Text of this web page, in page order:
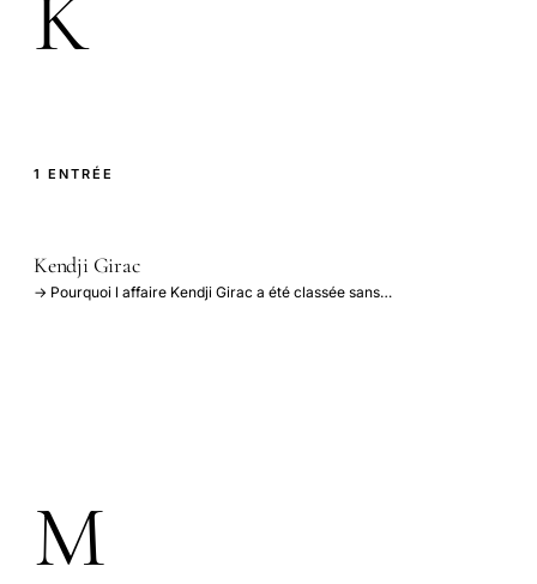
K
1 ENTRÉE
Kendji Girac
→ Pourquoi l affaire Kendji Girac a été classée sans…
M